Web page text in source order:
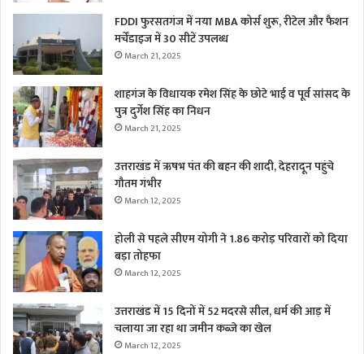
FDDI फुरसतगंज में नया MBA कोर्स शुरू, रीटेल और फैशन
मर्चेंडाइज में 30 सीटें उपलब्ध
March 21, 2025
शाहगंज के विधायक रमेश सिंह के छोटे भाई व पूर्व सांसद के
पुत्र दुर्गेश सिंह का निधन
March 21, 2025
उत्तराखंड में ऋषभ पंत की बहन की शादी, देहरादून पहुंचे
गौतम गंभीर
March 12, 2025
होली से पहले सीएम योगी ने 1.86 करोड़ परिवारों को दिया
बड़ा तोहफा
March 12, 2025
उत्तराखंड में 15 दिनों में 52 मदरसे सील, धर्म की आड़ में
चलाया जा रहा था जमीन कब्जे का खेल
March 12, 2025